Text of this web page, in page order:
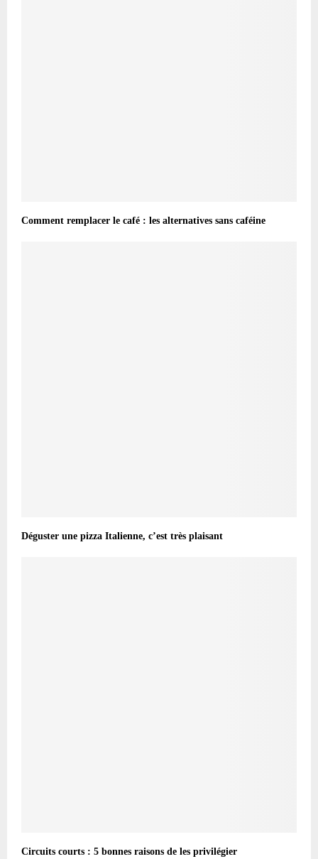
Comment remplacer le café : les alternatives sans caféine
Déguster une pizza Italienne, c’est très plaisant
Circuits courts : 5 bonnes raisons de les privilégier